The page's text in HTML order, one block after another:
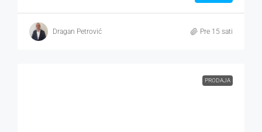
Dragan Petrović Pre 15 sati
PRODAJA